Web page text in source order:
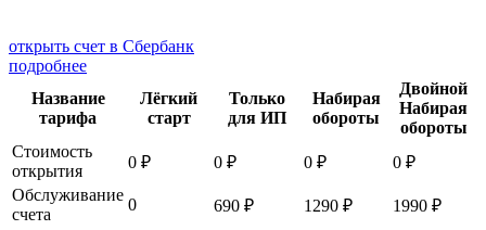
открыть счет в Сбербанк
подробнее
Название
тарифа
Лёгкий
старт
Только
для ИП
Набирая
обороты
Двойной
Набирая
обороты
Стоимость
открытия
0 ₽ 0 ₽ 0 ₽
0 ₽
Обслуживание
счета
0 690 ₽ 1290 ₽
1990 ₽